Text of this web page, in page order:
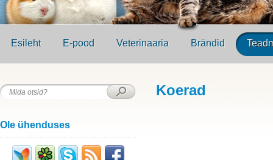
Esileht E-pood Veterinaaria Brändid
Ole ühenduses
Koerad